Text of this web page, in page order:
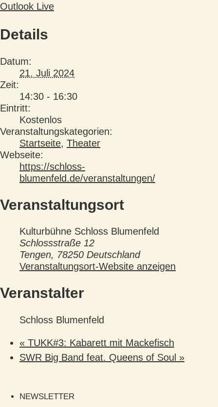
Outlook Live
Details
Datum:
21. Juli 2024
Zeit:
14:30 - 16:30
Eintritt:
Kostenlos
Veranstaltungskategorien:
Startseite, Theater
Webseite:
https://schloss-
blumenfeld.de/veranstaltungen/
Veranstaltungsort
Kulturbühne Schloss Blumenfeld
Schlossstraße 12
Tengen, 78250 Deutschland
Veranstaltungsort-Website anzeigen
Veranstalter
Schloss Blumenfeld
« TUKK#3: Kabarett mit Mackefisch
SWR Big Band feat. Queens of Soul »
NEWSLETTER